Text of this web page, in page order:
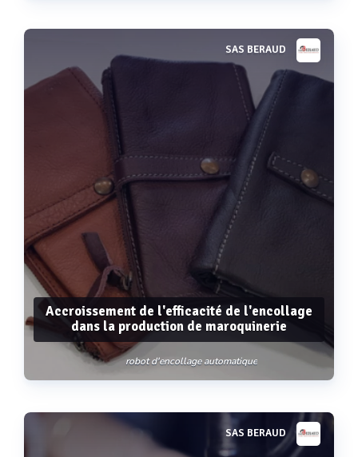
Voir plus SAS BERAUD
Accroissement de l'efficacité de l'encollage
dans la production de maroquinerie
robot d'encollage automatique
Voir plus SAS BERAUD